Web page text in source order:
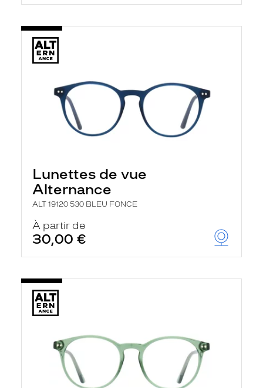
Lunettes de vue
Alternance
ALT 19120 530 BLEU FONCE
À partir de
30,00 €